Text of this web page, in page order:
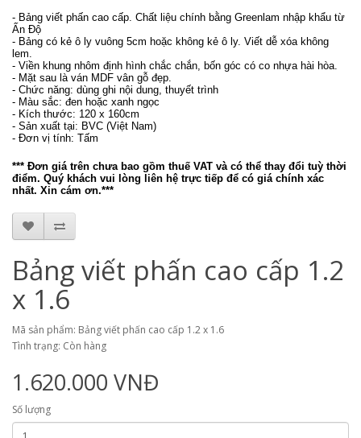
- Bảng viết phấn cao cấp. Chất liệu chính bằng Greenlam nhập khẩu từ
Ấn Độ
- Bảng có kẻ ô ly vuông 5cm hoặc không kẻ ô ly. Viết dễ xóa không
lem.
- Viền khung nhôm định hình chắc chắn, bốn góc có co nhựa hài hòa.
- Mặt sau là ván MDF vân gỗ đẹp.
- Chức năng: dùng ghi nội dung, thuyết trình
- Màu sắc: đen hoặc xanh ngọc
- Kích thước: 120 x 160cm
- Sản xuất tại: BVC (Việt Nam)
- Đơn vị tính: Tấm
*** Đơn giá trên chưa bao gồm thuế VAT và có thể thay đổi tuỳ thời
điểm. Quý khách vui lòng liên hệ trực tiếp để có giá chính xác
nhất. Xin cám ơn.***
Bảng viết phấn cao cấp 1.2
x 1.6
Mã sản phẩm: Bảng viết phấn cao cấp 1.2 x 1.6
Tình trạng: Còn hàng
1.620.000 VNĐ
Số lượng